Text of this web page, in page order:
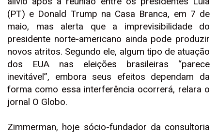
(PT) e Donald Trump na Casa Branca, em 7 de
maio, mas alerta que a imprevisibilidade do
presidente norte-americano ainda pode produzir
novos atritos. Segundo ele, algum tipo de atuação
dos EUA nas eleições brasileiras “parece
inevitável”, embora seus efeitos dependam da
forma como essa interferência ocorrerá, relara o
jornal O Globo.
Zimmerman, hoje sócio-fundador da consultoria